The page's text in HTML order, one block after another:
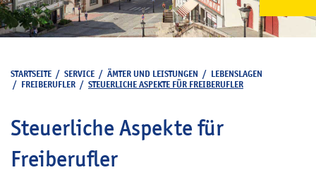
STARTSEITE / SERVICE / ÄMTER UND LEISTUNGEN / LEBENSLAGEN
/ FREIBERUFLER / STEUERLICHE ASPEKTE FÜR FREIBERUFLER
Steuerliche Aspekte für
Freiberufler